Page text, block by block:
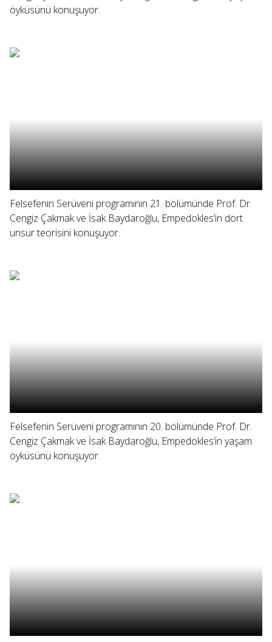
öyküsünü konuşuyor.
Felsefenin Serüveni programının 21. bölümünde Prof. Dr.
Cengiz Çakmak ve İsak Baydaroğlu, Empedokles’in dört
unsur teorisini konuşuyor.
Felsefenin Serüveni programının 20. bölümünde Prof. Dr.
Cengiz Çakmak ve İsak Baydaroğlu, Empedokles’in yaşam
öyküsünü konuşuyor.